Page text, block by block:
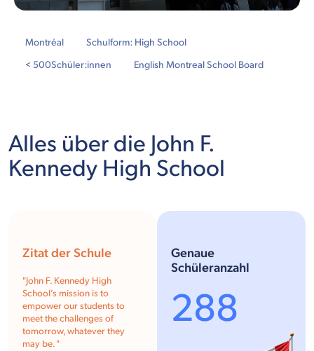
Montréal
Schulform: High School
< 500Schüler:innen English Montreal School Board
Alles über die John F.
Kennedy High School
Zitat der Schule
"John F. Kennedy High
School’s mission is to
empower our students to
meet the challenges of
tomorrow, whatever they
may be. "
Genaue
Schüleranzahl
288